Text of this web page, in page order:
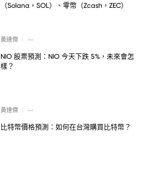
（Solana，SOL）、零幣（Zcash，ZEC）
黃達傑 --
NIO 股票預測：NIO 今天下跌 5%，未來會怎
樣？
黃達傑 --
比特幣價格預測：如何在台灣購買比特幣？